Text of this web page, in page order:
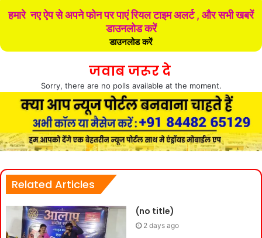
हमारे नए ऐप से अपने फोन पर पाएं रियल टाइम अलर्ट , और सभी खबरें
डाउनलोड करें
डाउनलोड करें
जवाब जरूर दे
Sorry, there are no polls available at the moment.
Related Articles
(no title)
2 days ago